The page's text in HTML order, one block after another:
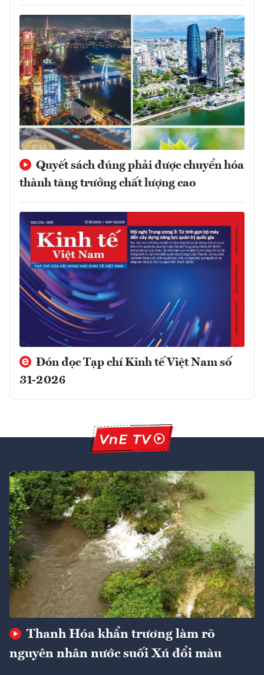
Quyết sách đúng phải được chuyển hóa
thành tăng trưởng chất lượng cao
Đón đọc Tạp chí Kinh tế Việt Nam số
31-2026
Thanh Hóa khẩn trương làm rõ
nguyên nhân nước suối Xú đổi màu